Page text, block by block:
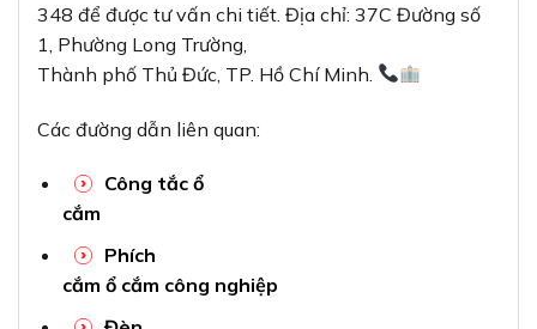
348 để được tư vấn chi tiết. Địa chỉ: 37C Đường số
1, Phường Long Trường,
Thành phố Thủ Đức, TP. Hồ Chí Minh.
Các đường dẫn liên quan:
Công tắc ổ
cắm
Phích
cắm ổ cắm công nghiệp